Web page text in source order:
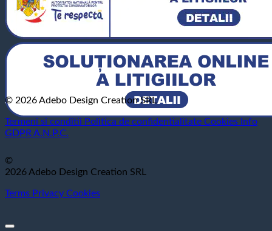
© 2026 Adebo Design Creation SRL
Termeni si conditii Politica de confidentialitate Cookies Info
GDPR A.N.P.C.
©
2026 Adebo Design Creation SRL
Terms Privacy Cookies